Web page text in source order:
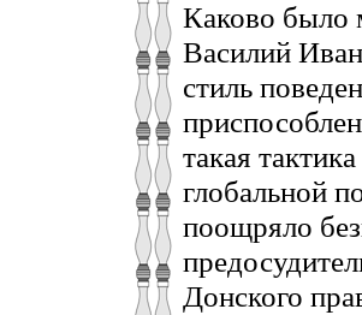
Каково было
Василий
стиль
такая
глобальной
поощряло
Донского